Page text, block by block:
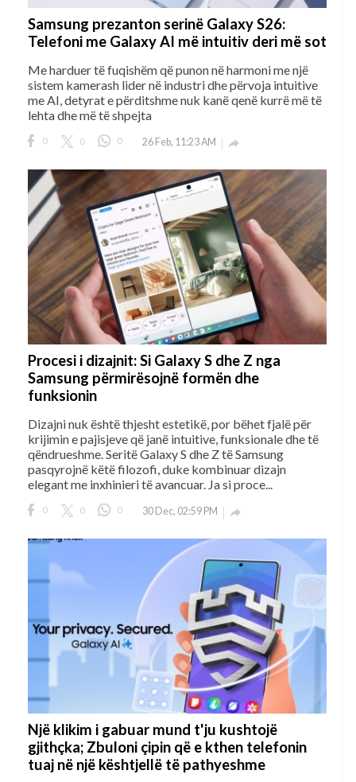
Samsung prezanton serinë Galaxy S26:
Telefoni me Galaxy AI më intuitiv deri më sot
Me harduer të fuqishëm që punon në harmoni me një
sistem kamerash lider në industri dhe përvoja intuitive
me AI, detyrat e përditshme nuk kanë qenë kurrë më të
lehta dhe më të shpejta
0 0 0 26 Feb, 11:23 AM 
Procesi i dizajnit: Si Galaxy S dhe Z nga
Samsung përmirësojnë formën dhe
funksionin
Dizajni nuk është thjesht estetikë, por bëhet fjalë për
krijimin e pajisjeve që janë intuitive, funksionale dhe të
qëndrueshme. Seritë Galaxy S dhe Z të Samsung
pasqyrojnë këtë filozofi, duke kombinuar dizajn
elegant me inxhinieri të avancuar. Ja si proce...
0 0 0 30 Dec, 02:59 PM 
Një klikim i gabuar mund t'ju kushtojë
gjithçka; Zbuloni çipin që e kthen telefonin
tuaj në një kështjellë të pathyeshme